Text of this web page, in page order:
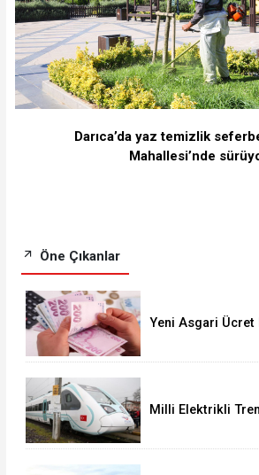
Darıca’da yaz temizlik
Mahallesi’nde
Öne Çıkanlar
Yeni Asgari Ücret
Milli Elektrikli